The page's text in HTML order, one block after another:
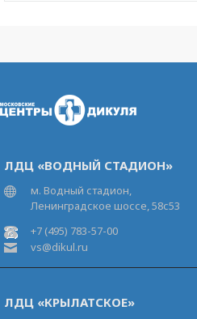
ЛДЦ «ВОДНЫЙ СТАДИОН»
м. Водный стадион,
Ленинградское шоссе, 58с53
+7 (495) 783-57-00
vs@dikul.ru
ЛДЦ «КРЫЛАТСКОЕ»